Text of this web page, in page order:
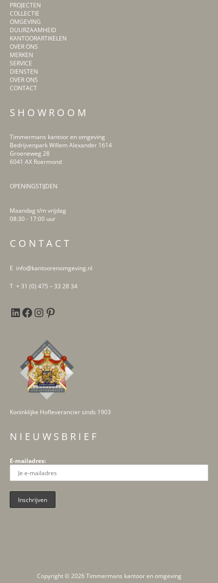
PROJECTEN
COLLECTIE
OMGEVING
DUURZAAMHEID
KANTOORARTIKELEN
OVER ONS
MERKEN
SERVICE
DIENSTEN
OVER ONS
CONTACT
S H O W R O O M
Timmermans kantoor en omgeving
Bedrijvenpark Willem Alexander 1614
Groeneweg 28
6041 AX Roermond
OPENINGSTIJDEN
Maandag t/m vrijdag
08:30 - 17:00 uur
C O N T A C T
E info@kantoorenomgeving.nl
T + 31 (0) 475 – 33 28 34
LinkedIn
Facebook
Instagram
Pinterest
Koninklijke Hofleverancier sinds 1903
N I E U W S B R I E F
E-mailadres:
Copyright © 2026 Timmermans kantoor en omgeving